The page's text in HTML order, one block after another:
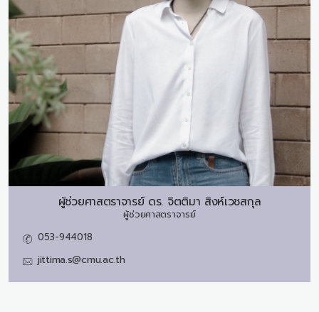
ผู้ช่วยศาสตราจารย์ ดร. จิตติมา สิงห์เวชสกุล
ผู้ช่วยศาสตราจารย์
053-944018
jittima.s@cmu.ac.th